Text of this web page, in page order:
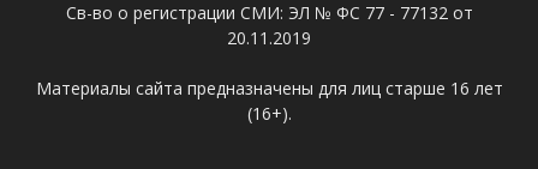
Св-во о регистрации СМИ: ЭЛ № ФС 77 - 77132 от
20.11.2019
Материалы сайта предназначены для лиц старше 16 лет
(16+).